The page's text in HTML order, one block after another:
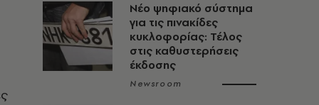
Νέο ψηφιακό σύστημα
για τις πινακίδες
κυκλοφορίας: Τέλος
στις καθυστερήσεις
έκδοσης
Newsroom